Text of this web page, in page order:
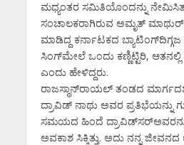
ಮಧ್ಯಂತರ ಸಮಿತಿಯೊಂದನ್ನು
ಸಂಚಾಲಕರಾಗಿರುವ ಅಮೃತ್
ಮಾಡಿದ್ದ ಕರ್ನಾಟಕದ ಬ್ಯಾಟಿಂಗ್‌ದಿಗ್ಗಜ
ಸಿಂಗ್‌ಮೇಲೆ ಒಂದು ಕಣ್ಣಿಟ್ಟಿರಿ,
ಎಂದು ಹೇಳಿದ್ದರು.
ರಾಜಸ್ಥಾನ್‌ರಾಯಲ್ ತಂಡದ
ದ್ರಾವಿಡ್ ನಾಥು ಅವರ ಪ್ರತಿಭೆಯನ್ನು
ಸಮಯದ ಹಿಂದೆ
ಅವಕಾಶ ಸಿಕ್ಕಿತ್ತು. ಅದು ನನ್ನ ಜೀವನದ